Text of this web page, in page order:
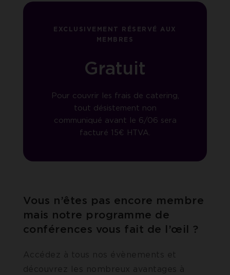
EXCLUSIVEMENT RÉSERVÉ AUX
MEMBRES
Gratuit
Pour couvrir les frais de catering,
tout désistement non
communiqué avant le 6/06 sera
facturé 15€ HTVA.
Vous n’êtes pas encore membre
mais notre programme de
conférences vous fait de l’œil ?
Accédez à tous nos évènements et
découvrez les nombreux avantages à